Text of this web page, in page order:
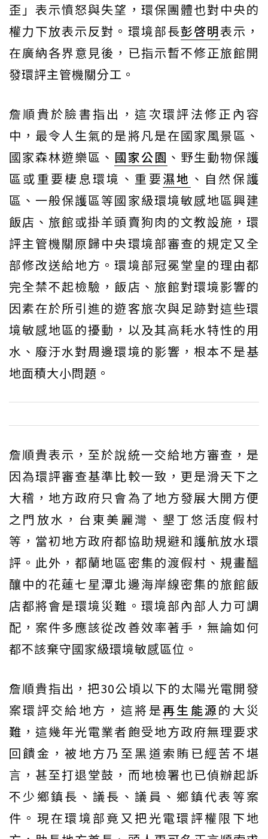
歪」表示憤怒與失望，環保團體也對中央的
權力下放表示反對。環境部長彭啓明表示，
在廣納各界意見後，已指示暫不修正旅館開
發環評主管機關分工。
詹順貴於臉書指出，這次環評法修正內容
中，最令人生氣的是將凡是在國家風景區、
國家森林遊樂區、 國家公園 、野生動物保護
區或重要棲息環境、重要濕地 、自然保護
區、一般保護區等國家級環境敏感地區興建
飯店、旅館或掛羊頭賣狗肉的文教設施，環
評主管機關原歸中央環境部審查的規定又全
部修改送給地方。環境部冠冕堂皇的理由都
完全禁不起檢驗，飯店、旅館對環境影響的
因素在於所引進的遊客旅次與足跡對這些環
境敏感地區的擾動，以及其高耗水特性的用
水、廢汙水對周邊環境的影響，根本不是基
地面積大小問題。
詹順貴表示，至於說統一交給地方審查，是
因為環評審查基準比較一致，更是滑天下之
大稽，地方政府只會為了地方發展大開方便
之門放水，台東美麗灣、墾丁悠活度假村
等，當初地方政府都協助規避和護航放水環
評。此外，都蘭地區密集的渡假村、規畫醞
釀中的花蓮七星潭北邊海岸線密集的旅館飯
店都將會是環境災難。環境部內部人力可調
配，案件多應該從改善效率著手，無論如何
都不該棄守國家級環境敏感區位。
詹順貴指出，把30公頃以下的太陽光電開發
案環評交給地方，這將是再生能源的大災
難，這幾年光電業者飽受地方政府無理要求
回饋金，被地方乃至黑道索賄已經苦不堪
言，甚至打退堂鼓，而地檢署也已偵辦起訴
不少鄉鎮長、議長、議員、鄉鎮代表等案
件。現在環境部竟又把光電環評權限下地